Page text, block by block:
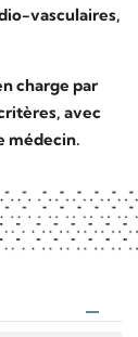
vasculaires,
charge par
avec
médecin.